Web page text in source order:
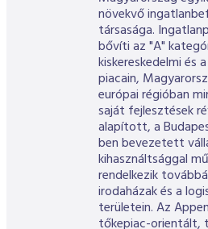
ESG Útmutató
növekvő
társasága.
bővíti az "A"
kiskereskedelmi és
piacain,
európai régióban
saját fejlesztések
alapított, a
ben bevezetett
kihasználtsággal
rendelkezik
irodaházak és a
területein. Az
tőkepiac-orientált,